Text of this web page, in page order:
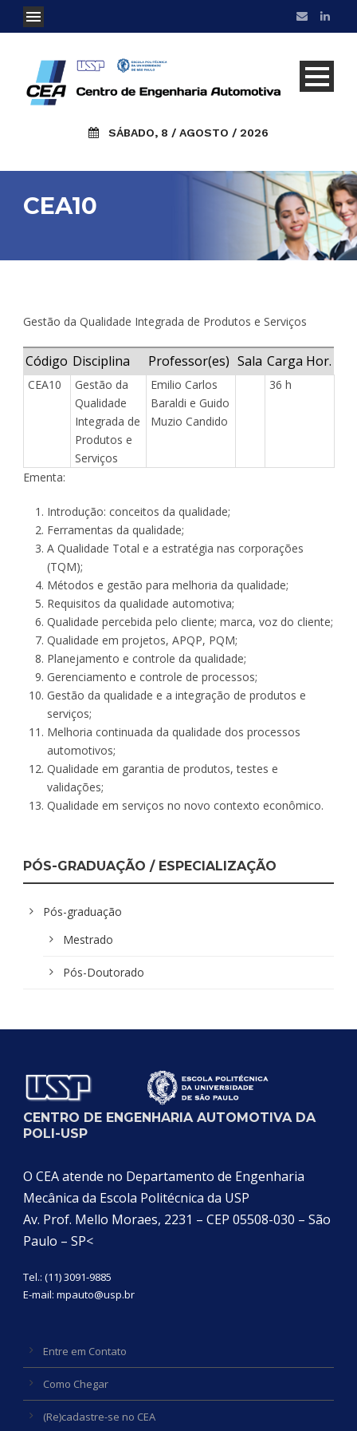
SÁBADO, 8 / AGOSTO / 2026
CEA10
Gestão da Qualidade Integrada de Produtos e Serviços
Código Disciplina Professor(es) Sala Carga Hor.
CEA10
Gestão da
Qualidade
Integrada de
Produtos e
Serviços
Emilio Carlos
Baraldi e Guido
Muzio Candido
36 h
Ementa:
Introdução: conceitos da qualidade;
Ferramentas da qualidade;
A Qualidade Total e a estratégia nas corporações
(TQM);
Métodos e gestão para melhoria da qualidade;
Requisitos da qualidade automotiva;
Qualidade percebida pelo cliente; marca, voz do cliente;
Qualidade em projetos, APQP, PQM;
Planejamento e controle da qualidade;
Gerenciamento e controle de processos;
Gestão da qualidade e a integração de produtos e
serviços;
Melhoria continuada da qualidade dos processos
automotivos;
Qualidade em garantia de produtos, testes e
validações;
Qualidade em serviços no novo contexto econômico.
PÓS-GRADUAÇÃO / ESPECIALIZAÇÃO
Pós-graduação
Mestrado
Pós-Doutorado
CENTRO DE ENGENHARIA AUTOMOTIVA DA
POLI-USP
O CEA atende no Departamento de Engenharia
Mecânica da Escola Politécnica da USP
Av. Prof. Mello Moraes, 2231 – CEP 05508-030 – São
Paulo – SP<
Tel.: (11) 3091-9885
E-mail: mpauto@usp.br
Entre em Contato
Como Chegar
(Re)cadastre-se no CEA